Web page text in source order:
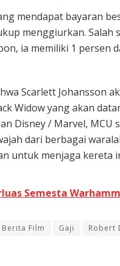
mendapat bayaran
menggiurkan.
ia memiliki 1
Scarlett Johansson
Widow yang akan
Disney / Marvel, MCU
dari berbagai
untuk menjaga kereta
Semesta
Berita Film Gaji Robert